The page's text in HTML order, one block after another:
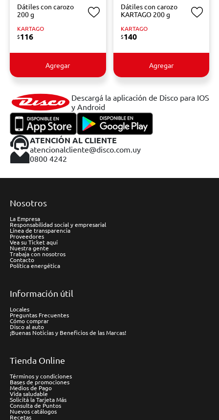
Dátiles con carozo
200 g
KARTAGO
$116
Agregar
Dátiles con carozo
KARTAGO 200 g
KARTAGO
$140
Agregar
Descargá la aplicación de Disco para IOS
y Android
ATENCIÓN AL CLIENTE
atencionalcliente@disco.com.uy
0800 4242
Nosotros
La Empresa
Responsabilidad social y empresarial
Línea de transparencia
Proveedores
Vea su Ticket aquí
Nuestra gente
Trabaja con nosotros
Contacto
Política energética
Información útil
Locales
Preguntas Frecuentes
Cómo comprar
Disco al auto
¡Buenas Noticias y Beneficios de las Marcas!
Tienda Online
Términos y condiciones
Bases de promociones
Medios de Pago
Vida saludable
Solicitá la Tarjeta Más
Consulta de Puntos
Nuevos catálogos
Recetas